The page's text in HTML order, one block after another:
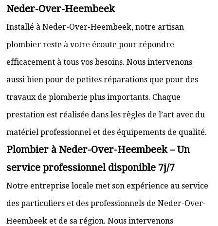
Neder-Over-Heembeek
Installé à Neder-Over-Heembeek, notre artisan
plombier reste à votre écoute pour répondre
efficacement à tous vos besoins. Nous intervenons
aussi bien pour de petites réparations que pour des
travaux de plomberie plus importants. Chaque
prestation est réalisée dans les règles de l’art avec du
matériel professionnel et des équipements de qualité.
Plombier à Neder-Over-Heembeek – Un
service professionnel disponible 7j/7
Notre entreprise locale met son expérience au service
des particuliers et des professionnels de Neder-Over-
Heembeek et de sa région. Nous intervenons